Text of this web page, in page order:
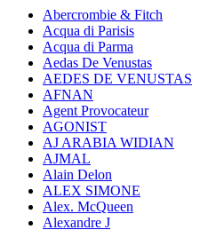
Abercrombie & Fitch
Acqua di Parisis
Acqua di Parma
Aedas De Venustas
AEDES DE VENUSTAS
AFNAN
Agent Provocateur
AGONIST
AJ ARABIA WIDIAN
AJMAL
Alain Delon
ALEX SIMONE
Alex. McQueen
Alexandre J